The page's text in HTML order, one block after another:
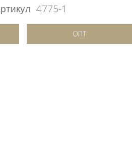
4775-1
ОПТ